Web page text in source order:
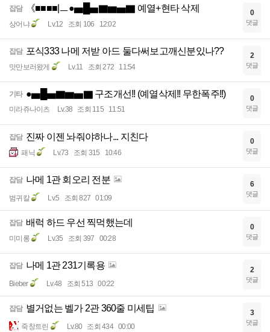
잡담 《■■■■|ㅡ●▅█▅▇▆▅▇ 예열+현타 삭제
상어냐 Lv.12 조회 106 12:02
0
댓글
잡담 포식333 나메 저받 아드 둘다써보고깨신분있나??
맛만보러왔게 Lv.11 조회 272 11:54
2
댓글
기타 ●▅█▅▇▆▅▇ 구조개선!! (예열삭제!! 무한폭주!!)
미라쥬나이츠 Lv.38 조회 115 11:51
0
댓글
잡담 진짜 이젠 놔줘야하나... 지친다
패닉 Lv.73 조회 315 10:46
0
댓글
잡담 나메 1관 회오리 전분
범귀칼 Lv.5 조회 827 01:09
6
댓글
잡담 배럭 하드 우선 찍먹했는데
미미롱 Lv.35 조회 397 00:28
0
댓글
잡담 나메 1관 231기록용
Bieber Lv.48 조회 513 00:22
2
댓글
잡담 별거없는 벨가 2관 360줄 미세팁
죽창트린 Lv.80 조회 434 00:00
3
댓글